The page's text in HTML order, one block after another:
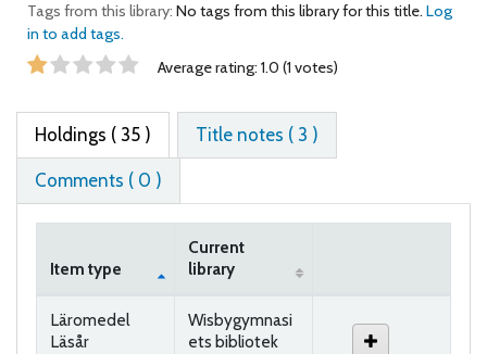
Tags from this library: No tags from this library for this title. Log
in to add tags.
Star ratings Average rating: 1.0 (1 votes)
Holdings ( 35 ) Title notes ( 3 )
Comments ( 0 )
Item type
Current
library
Läromedel
Läsår
Wisbygymnasi
ets bibliotek